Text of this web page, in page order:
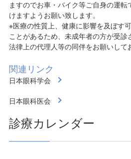
ますのでお車・バイク等ご自身の運
けますようお願い致します。
※医療の性質上、健康に影響を及ぼす
ことがあるため、未成年者の方が受
法律上の代理人等の同伴をお願いして
関連リンク
日本眼科学会
日本眼科医会
診療カレンダー